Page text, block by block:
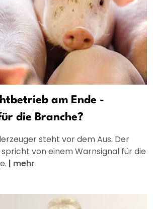
am Ende -
die Branche?
steht vor dem Aus. Der
von einem Warnsignal für die
| mehr